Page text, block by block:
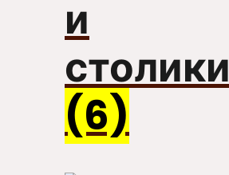
и
столики
(6)